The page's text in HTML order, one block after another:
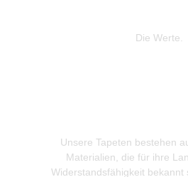
Die Werte.
Unsere Tapeten bestehen
Materialien, die für ihre
Widerstandsfähigkeit bekannt